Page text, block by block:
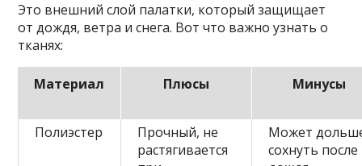
Это внешний слой палатки, который защищает
от дождя, ветра и снега. Вот что важно узнать о
тканях:
Материал Плюсы Минусы
Полиэстер
Прочный, не
растягивается
Может
сохнуть после